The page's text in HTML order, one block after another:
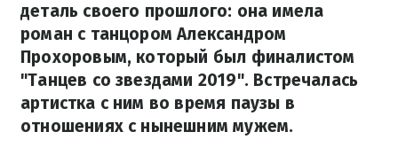
деталь своего прошлого: она имела
роман с танцором Александром
Прохоровым, который был финалистом
"Танцев со звездами 2019". Встречалась
артистка с ним во время паузы в
отношениях с нынешним мужем.